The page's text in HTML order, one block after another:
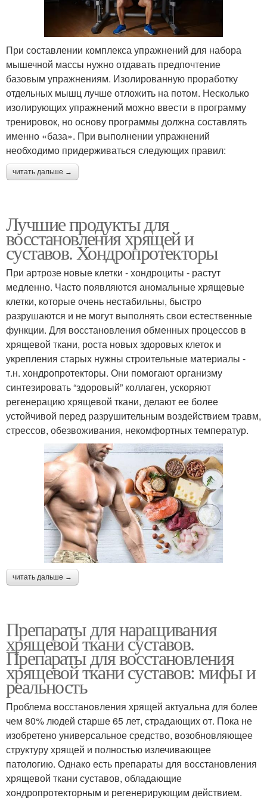
При составлении комплекса упражнений для набора
мышечной массы нужно отдавать предпочтение
базовым упражнениям. Изолированную проработку
отдельных мышц лучше отложить на потом. Несколько
изолирующих упражнений можно ввести в программу
тренировок, но основу программы должна составлять
именно «база». При выполнении упражнений
необходимо придерживаться следующих правил:
читать дальше →
Лучшие продукты для
восстановления хрящей и
суставов. Хондропротекторы
При артрозе новые клетки - хондроциты - растут
медленно. Часто появляются аномальные хрящевые
клетки, которые очень нестабильны, быстро
разрушаются и не могут выполнять свои естественные
функции. Для восстановления обменных процессов в
хрящевой ткани, роста новых здоровых клеток и
укрепления старых нужны строительные материалы -
т.н. хондропротекторы. Они помогают организму
синтезировать “здоровый” коллаген, ускоряют
регенерацию хрящевой ткани, делают ее более
устойчивой перед разрушительным воздействием травм,
стрессов, обезвоживания, некомфортных температур.
читать дальше →
Препараты для наращивания
хрящевой ткани суставов.
Препараты для восстановления
хрящевой ткани суставов: мифы и
реальность
Проблема восстановления хрящей актуальна для более
чем 80% людей старше 65 лет, страдающих от. Пока не
изобретено универсальное средство, возобновляющее
структуру хрящей и полностью излечивающее
патологию. Однако есть препараты для восстановления
хрящевой ткани суставов, обладающие
хондропротекторным и регенерирующим действием.